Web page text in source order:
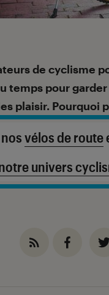
de cyclisme
temps pour
plaisir. Pourquoi
vélos de route
univers